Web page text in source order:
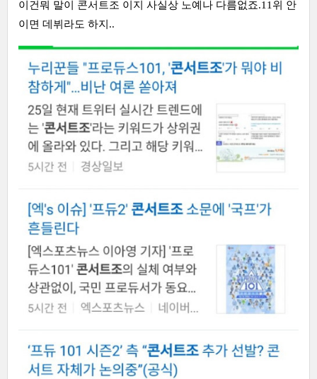
이건뭐 말이 콘서트조 이지 사실상 노예나 다름없죠.11위 안
이면 데뷔라도 하지..